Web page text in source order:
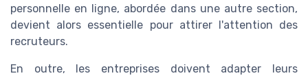
personnelle en ligne, abordée dans une autre section,
devient alors essentielle pour attirer l'attention des
recruteurs.
En outre, les entreprises doivent adapter leurs